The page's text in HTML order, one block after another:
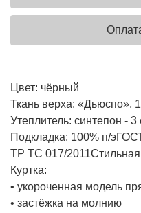
Цвет: чёрный
Ткань верха: «Дьюспо»,
Утеплитель: синтепон - 3
Подкладка: 100% п/э
ТР ТС 017/2011
Куртка:
• укороченная модель
• застёжка на молнию